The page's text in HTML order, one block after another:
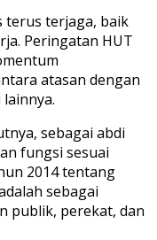
terus terjaga, baik
Peringatan HUT
atasan dengan
sebagai abdi
fungsi sesuai
2014 tentang
sebagai
publik, perekat, dan